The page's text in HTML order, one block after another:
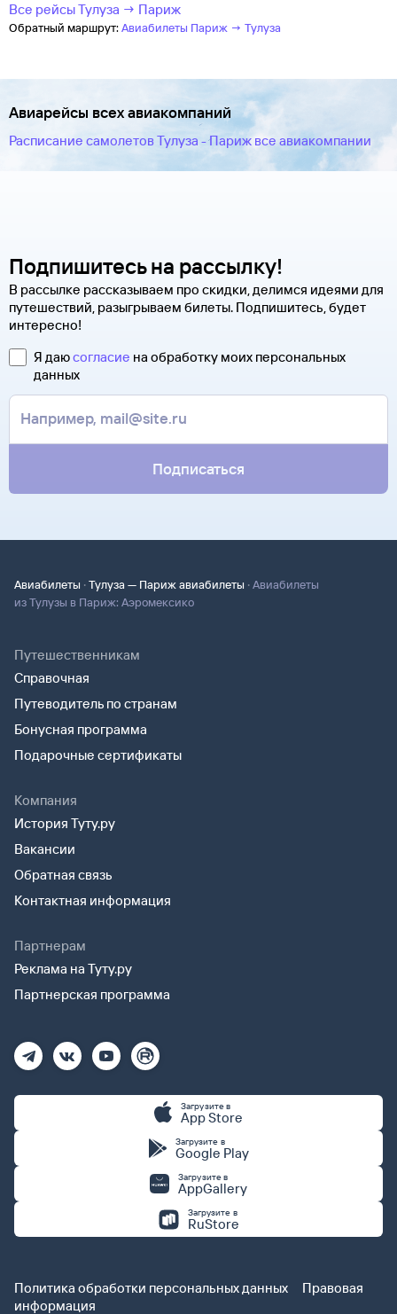
Все рейсы Тулуза → Париж
Обратный маршрут:Авиабилеты Париж → Тулуза
Авиарейсы всех авиакомпаний
Расписание самолетов Тулуза - Париж все авиакомпании
Подпишитесь на рассылку!
В рассылке рассказываем про скидки, делимся идеями для
путешествий, разыгрываем билеты. Подпишитесь, будет
интересно!
Я даюсогласие на обработку моих персональных
данных
Подписаться
Авиабилеты ·Тулуза — Париж авиабилеты ·Авиабилеты
из Тулузы в Париж: Аэромексико
Путешественникам
Справочная
Путеводитель по странам
Бонусная программа
Подарочные сертификаты
Компания
История Туту.ру
Вакансии
Обратная связь
Контактная информация
Партнерам
Реклама на Туту.ру
Партнерская программа
Загрузите в
App Store
Загрузите в
Google Play
Загрузите в
AppGallery
Загрузите в
RuStore
Политика обработки персональных данных
Правовая
информация